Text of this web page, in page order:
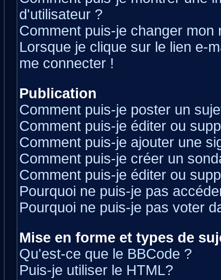
d'utilisateur ?
Comment puis-je changer mon
Lorsque je clique sur le lien e-
me connecter !
Publication
Comment puis-je poster un
Comment puis-je éditer ou
Comment puis-je ajouter une
Comment puis-je créer un
Comment puis-je éditer ou
Pourquoi ne puis-je pas
Pourquoi ne puis-je pas voter
Mise en forme et types de
Qu'est-ce que le BBCode ?
Puis-je utiliser le HTML?